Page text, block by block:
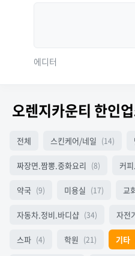
에디터
오렌지카운티 한인
전체 스킨케어/네일 (14)
짜장면.짬뽕.중화요리 (8) 커
약국 (9) 미용실 (17) 교
자동차.정비.바디샵 (34) 자전
스파 (4) 학원 (21) 기타